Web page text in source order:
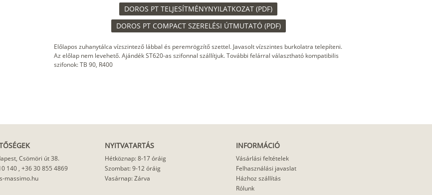
DOROS PT TELJESÍTMÉNYNYILATKOZAT (PDF)
DOROS PT COMPACT SZERELÉSI ÚTMUTATÓ (PDF)
Előlapos zuhanytálca vízszintező lábbal és peremrögzítő szettel. Javasolt vízszintes burkolatra telepíteni.
Az előlap nem levehető. Ajándék ST620-as szifonnal szállítjuk. További felárral választható kompatibilis
szifonok: TB 90, R400
Csömöri út 38.
140, +36 30 855 4869
massimo.hu
NYITVATARTÁS
Hétköznap: 8-17 óráig
Szombat: 9-12 óráig
Vasárnap: Zárva
INFORMÁCIÓ
Vásárlási feltételek
Felhasználási javaslat
Házhoz szállítás
Rólunk